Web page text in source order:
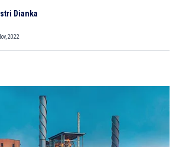
Dianka
2022